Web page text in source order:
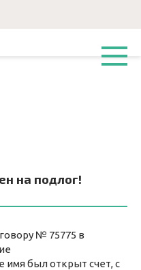
на подлог!
№ 75775 в
имя был открыт счет, с